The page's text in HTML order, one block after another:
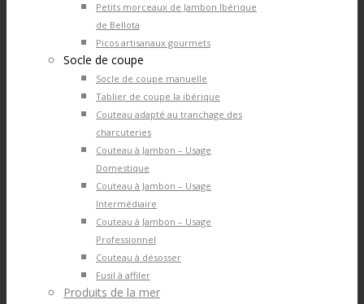
Petits morceaux de Jambon Ibérique
de Bellota
Picos artisanaux gourmets
Socle de coupe
Socle de coupe manuelle
Tablier de coupe la ibérique
Couteau adapté au tranchage des
charcuteries
Couteau à Jambon – Usage
Domestique
Couteau à Jambon – Usage
Intermédiaire
Couteau à Jambon – Usage
Professionnel
Couteau à désosser
Fusil à affiler
Produits de la mer